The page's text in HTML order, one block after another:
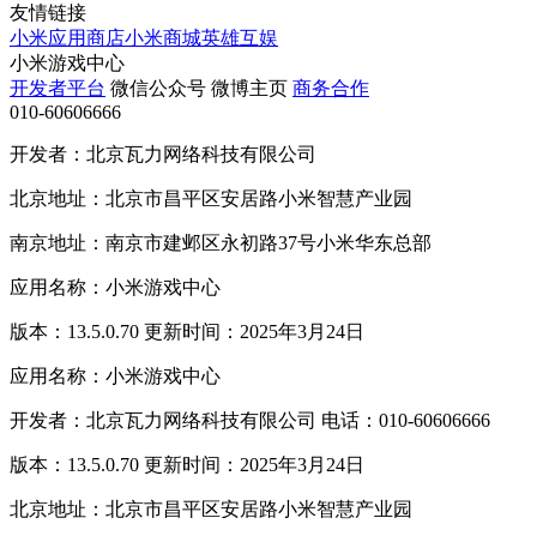
友情链接
小米应用商店小米商城英雄互娱
小米游戏中心
开发者平台 微信公众号 微博主页 商务合作
010-60606666
开发者：北京瓦力网络科技有限公司
北京地址：北京市昌平区安居路小米智慧产业园
南京地址：南京市建邺区永初路37号小米华东总部
应用名称：小米游戏中心
版本：13.5.0.70 更新时间：2025年3月24日
应用名称：小米游戏中心
开发者：北京瓦力网络科技有限公司 电话：010-60606666
版本：13.5.0.70 更新时间：2025年3月24日
北京地址：北京市昌平区安居路小米智慧产业园